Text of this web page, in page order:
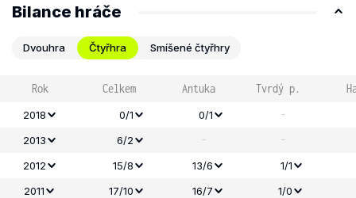
Bilance hráče
Dvouhra Čtyřhra Smíšené čtyřhry
Rok Celkem Antuka Tvrdý p.
2018 0/1 0/1 -
2013 6/2 - -
2012 15/8 13/6
1/1
2011
17/10 16/7
1/0